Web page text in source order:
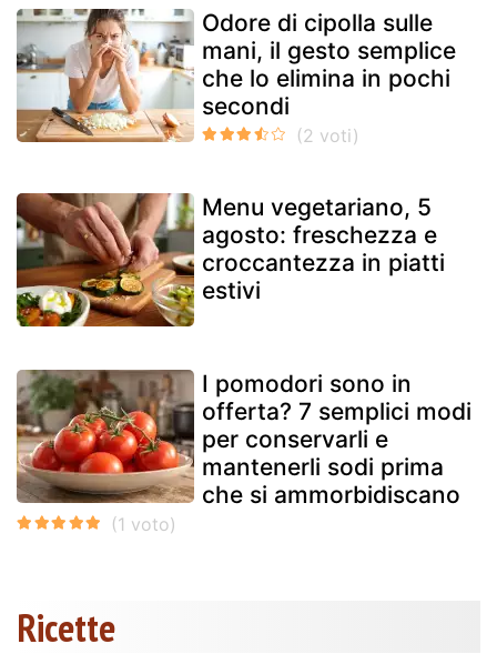
Odore di cipolla sulle
mani, il gesto semplice
che lo elimina in pochi
secondi
Menu vegetariano, 5
agosto: freschezza e
croccantezza in piatti
estivi
I pomodori sono in
offerta? 7 semplici modi
per conservarli e
mantenerli sodi prima
che si ammorbidiscano
Ricette